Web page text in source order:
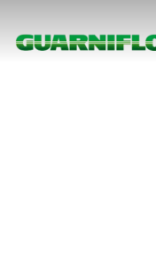
Skip to main